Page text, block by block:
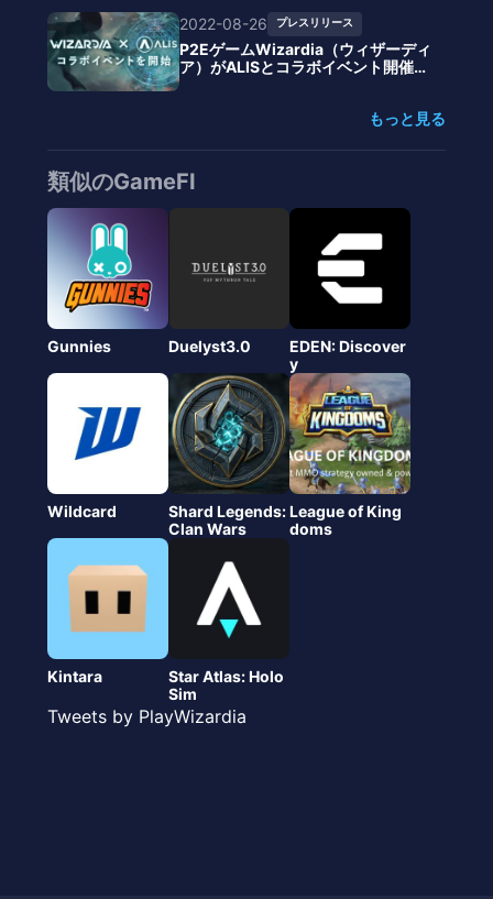
2022-08-26 プレスリリース
P2EゲームWizardia（ウィザーディ
ア）がALISとコラボイベント開催、
NFTやトークンをゲット
もっと見る
類似のGameFI
Gunnies Duelyst3.0
EDEN: Discover
y
Wildcard
Shard Legends:
Clan Wars
League of King
doms
Kintara
Star Atlas: Holo
Sim
Tweets by PlayWizardia